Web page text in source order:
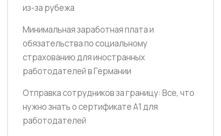
из-за рубежа
Минимальная заработная плата и
обязательства по социальному
страхованию для иностранных
работодателей в Германии
Отправка сотрудников за границу: Все, что
нужно знать о сертификате A1 для
работодателей